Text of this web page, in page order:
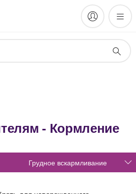
- Кормление
Грудное вскармливание